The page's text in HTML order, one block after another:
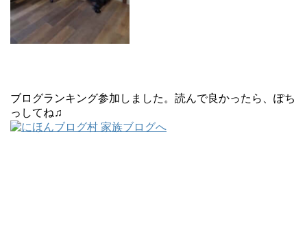
ブログランキング参加しました。読んで良かったら、ぽち
っしてね♫